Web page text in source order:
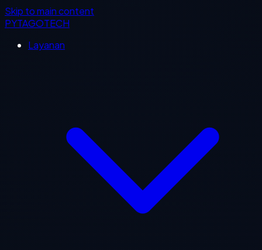
Skip to main content
PYTAGOTECH
Layanan